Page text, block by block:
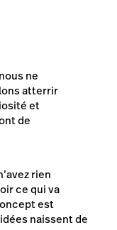
ne
atterrir
et
de
rien
ce qui va
est
naissent de